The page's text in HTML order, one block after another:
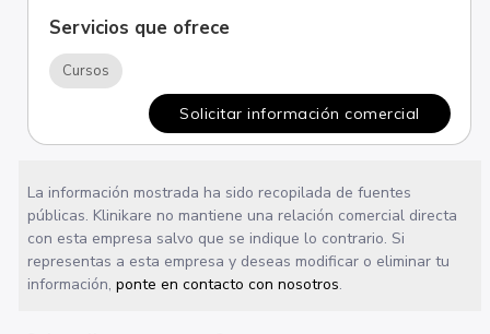
Servicios que ofrece
Cursos
Solicitar información comercial
La información mostrada ha sido recopilada de fuentes
públicas. Klinikare no mantiene una relación comercial directa
con esta empresa salvo que se indique lo contrario. Si
representas a esta empresa y deseas modificar o eliminar tu
información,ponte en contacto con nosotros.